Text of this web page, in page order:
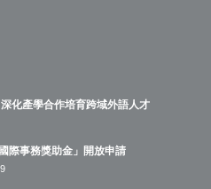
化產學合作培育跨域外語人才
際事務獎助金」開放申請